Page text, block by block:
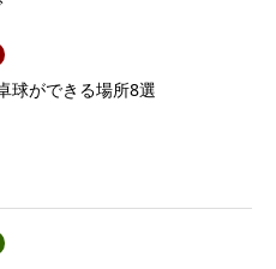
球ができる場所8選